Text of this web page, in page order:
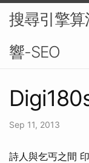
搜尋引擎算
響-SEO
Sep 11, 2013
詩人與乞丐之間